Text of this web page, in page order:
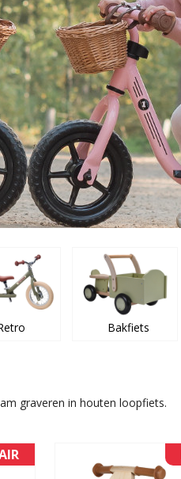
Bakfiets
graveren in houten loopfiets.